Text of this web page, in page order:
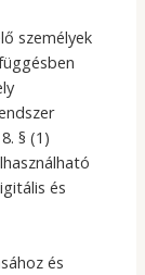
személyek
§ (1)
és
és